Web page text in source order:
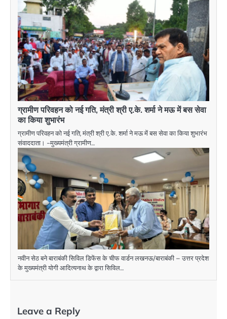
ग्रामीण परिवहन को नई गति, मंत्री श्री ए.के. शर्मा ने मऊ में बस सेवा
का किया शुभारंभ
ग्रामीण परिवहन को नई गति, मंत्री श्री ए.के. शर्मा ने मऊ में बस सेवा का किया शुभारंभ
संवाददाता। -मुख्यमंत्री ग्रामीण…
नवीन सेठ बने बाराबंकी सिविल डिफेंस के चीफ वार्डन लखनऊ/बाराबंकी – उत्तर प्रदेश
के मुख्यमंत्री योगी आदित्यनाथ के द्वारा सिविल…
Leave a Reply